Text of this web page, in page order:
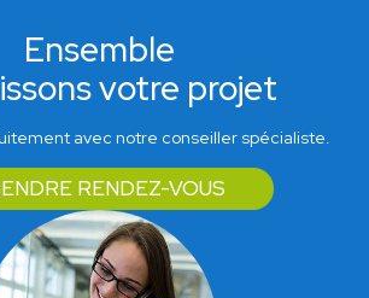
Ensemble
votre projet
avec notre conseiller spécialiste.
RENDEZ-VOUS